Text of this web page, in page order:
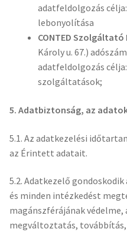
adatfeldolgozás
lebonyolítása
CONTED Szolgáltató
Károly u. 67.)
adatfeldolgozás
szolgáltatások;
5. Adatbiztonság, az
5.1. Az adatkezelési
az Érintett adatait.
5.2. Adatkezelő
és minden intézkedést
magánszférájának
megváltoztatás,